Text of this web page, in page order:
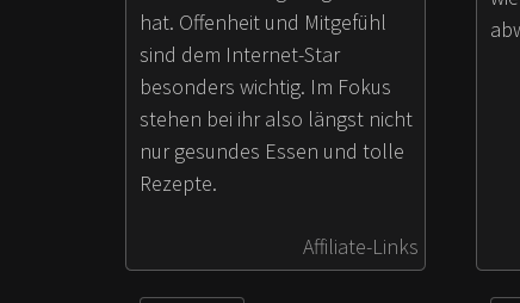
hat. Offenheit und Mitgefühl
sind dem Internet-Star
besonders wichtig. Im Fokus
stehen bei ihr also längst nicht
nur gesundes Essen und tolle
Rezepte.
Affiliate-Links